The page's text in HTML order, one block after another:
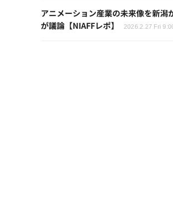
アニメーション産業の未来像を新
が議論【NIAFFレポ】
2026.2.27 Fri